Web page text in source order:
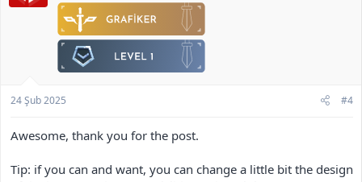
24 Şub 2025 #4
Awesome, thank you for the post.
Tip: if you can and want, you can change a little bit the design